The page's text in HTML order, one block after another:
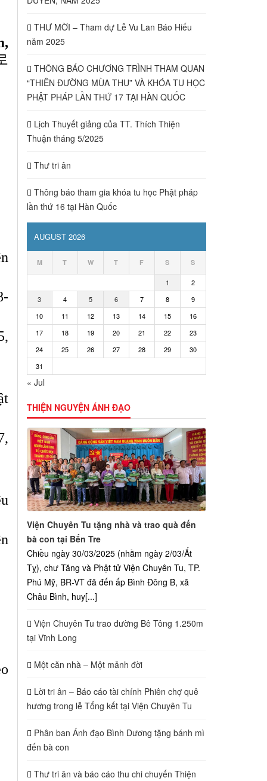
THƯ MỜI – Tham dự Lễ Vu Lan Báo Hiếu
năm 2025
THÔNG BÁO CHƯƠNG TRÌNH THAM QUAN
“THIÊN ĐƯỜNG MÙA THU” VÀ KHÓA TU HỌC
PHẬT PHÁP LẦN THỨ 17 TẠI HÀN QUỐC
Lịch Thuyết giảng của TT. Thích Thiện
Thuận tháng 5/2025
Thư tri ân
Thông báo tham gia khóa tu học Phật pháp
lần thứ 16 tại Hàn Quốc
AUGUST 2026
M T W T F S S
1
2
3
4 5 6 7 8
9
10
11 12 13 14 15
16
17
18 19 20 21 22
23
24
25 26 27 28 29
30
31
« Jul
THIỆN NGUYỆN ÁNH ĐẠO
Viện Chuyên Tu tặng nhà và trao quà đến
bà con tại Bến Tre
Chiều ngày 30/03/2025 (nhằm ngày 2/03/Ất
Tỵ), chư Tăng và Phật tử Viện Chuyên Tu, TP.
Phú Mỹ, BR-VT đã đến ấp Bình Đông B, xã
Châu Bình, huy[...]
Viện Chuyên Tu trao đường Bê Tông 1.250m
tại Vĩnh Long
Một căn nhà – Một mảnh đời
Lời tri ân – Báo cáo tài chính Phiên chợ quê
hương trong lễ Tổng kết tại Viện Chuyên Tu
Phân ban Ánh đạo Bình Dương tặng bánh mì
đến bà con
Thư tri ân và báo cáo thu chi chuyến Thiện